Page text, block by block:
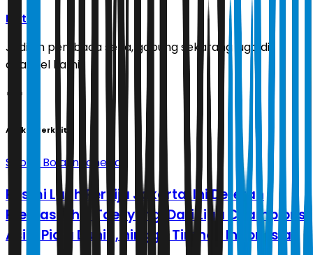
Ikuti
Jadilah pembaca setia, gabung sekarang juga di
channel kami!
Artikel Terkait
Sepak Bola Indonesia
Resmi Latih Persija Jakarta, Ini Deretan
Prestasi Shin Tae-yong: Dari Liga Champions
Asia, Piala Dunia, hingga Timnas Indonesia